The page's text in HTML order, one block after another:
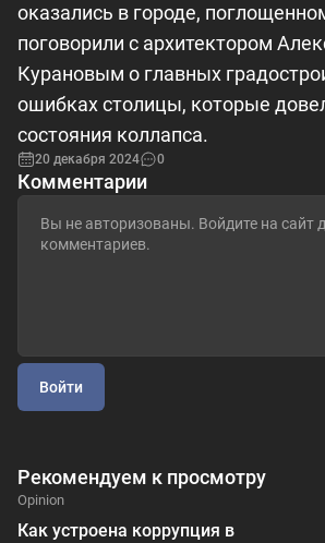
оказались в городе,
поговорили с архитектором
Курановым о главных
ошибках столицы, которые
состояния коллапса.
20 декабря 2024 0
Комментарии
Войти
Рекомендуем к просмотру
Opinion
Как устроена коррупция в